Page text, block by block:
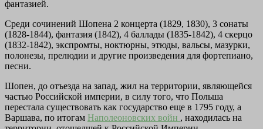
фантазией.
Среди сочинений Шопена 2 концерта (1829, 1830), 3 сонаты
(1828-1844), фантазия (1842), 4 баллады (1835-1842), 4 скерцо
(1832-1842), экспромты, ноктюрны, этюды, вальсы, мазурки,
полонезы, прелюдии и другие произведения для фортепиано,
песни.
Шопен, до отъезда на запад, жил на территории, являющейся
частью Российской империи, в силу того, что Польша
перестала существовать как государство еще в 1795 году, а
Варшава, по итогам Наполеоновских войн , находилась на